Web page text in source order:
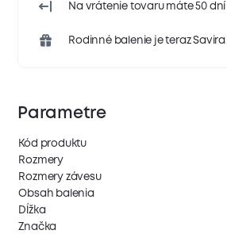
Na vrátenie tovaru máte 50 dní
Rodinné balenie je teraz Savira
Parametre
Kód produktu
Rozmery
Rozmery závesu
Obsah balenia
Dĺžka
Značka